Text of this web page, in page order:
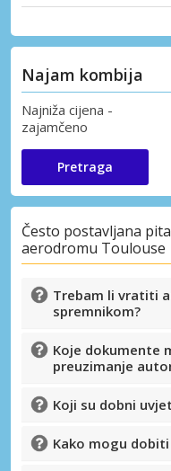
Najam kombija
Najniža cijena -
zajamčeno
Pretraga
Često postavljana
aerodromu Toulouse
Trebam li vratiti
spremnikom?
Koje dokumente
preuzimanje
Koji su dobni
Kako mogu